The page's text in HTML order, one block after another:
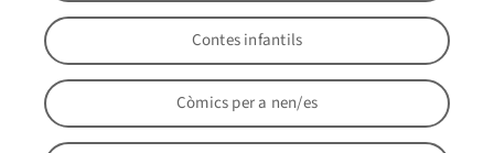
Contes infantils
Còmics per a nen/es